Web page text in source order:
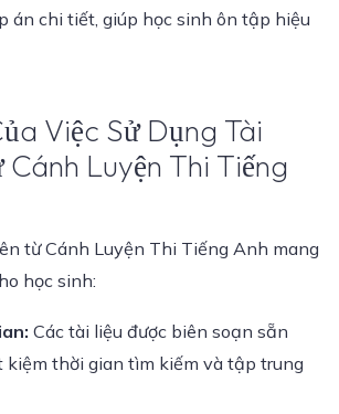
án chi tiết, giúp học sinh ôn tập hiệu
Việc Sử Dụng Tài
Luyện Thi Tiếng
từ Cánh Luyện Thi Tiếng Anh mang
học sinh:
Các tài liệu được biên soạn sẵn
kiệm thời gian tìm kiếm và tập trung